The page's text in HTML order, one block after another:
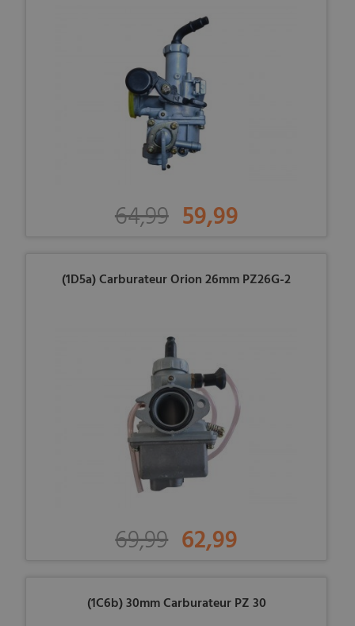
64,99 59,99
(1D5a) Carburateur Orion 26mm PZ26G-2
69,99 62,99
(1C6b) 30mm Carburateur PZ 30